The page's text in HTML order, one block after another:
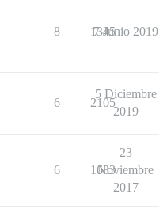
8 1345
7 Junio 2019
6 2105
5 Diciembre
2019
6 1633
23
Noviembre
2017